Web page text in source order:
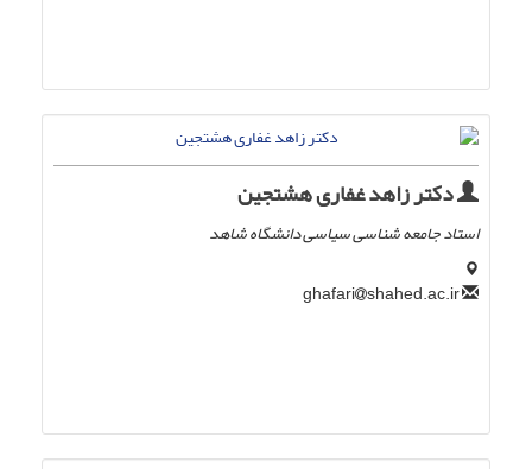
دکتر زاهد غفاری هشتجین
استاد جامعه شناسی سیاسی دانشگاه شاهد
shahed.ac.ir